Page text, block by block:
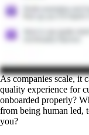
As companies scale, it
quality experience for
onboarded properly?
from being human led,
you?